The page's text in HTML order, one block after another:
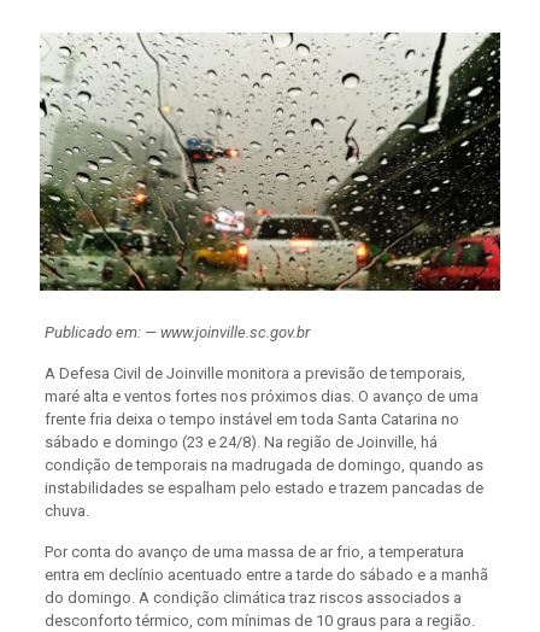
Publicado em: — www.joinville.sc.gov.br
A Defesa Civil de Joinville monitora a previsão de temporais,
maré alta e ventos fortes nos próximos dias. O avanço de uma
frente fria deixa o tempo instável em toda Santa Catarina no
sábado e domingo (23 e 24/8). Na região de Joinville, há
condição de temporais na madrugada de domingo, quando as
instabilidades se espalham pelo estado e trazem pancadas de
chuva.
Por conta do avanço de uma massa de ar frio, a temperatura
entra em declínio acentuado entre a tarde do sábado e a manhã
do domingo. A condição climática traz riscos associados a
desconforto térmico, com mínimas de 10 graus para a região.